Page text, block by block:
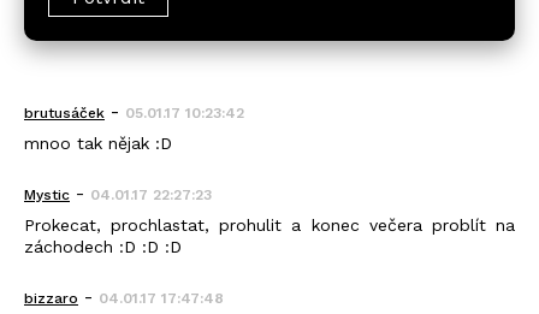
brutusáček - 05.01.17 10:23:42
mnoo tak nějak :D
Mystic - 04.01.17 22:27:23
Prokecat, prochlastat, prohulit a konec večera problít na
záchodech :D :D :D
bizzaro - 04.01.17 17:47:48